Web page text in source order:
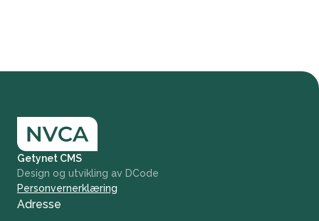
Getynet CMS
Design og utvikling av DCode
Personvernerklæring
Adresse